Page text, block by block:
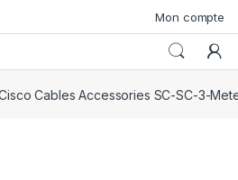
Mon compte
Cables Accessories SC-SC-3-